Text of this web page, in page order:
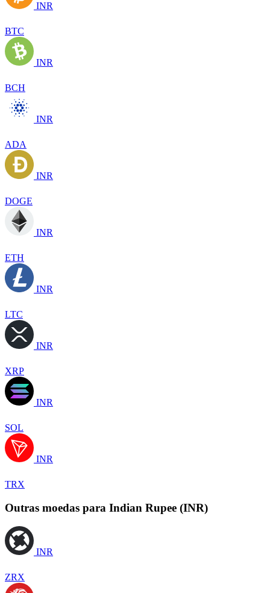
INR
BTC
INR
BCH
INR
ADA
INR
DOGE
INR
ETH
INR
LTC
INR
XRP
INR
SOL
INR
TRX
Outras moedas para Indian Rupee (INR)
INR
ZRX